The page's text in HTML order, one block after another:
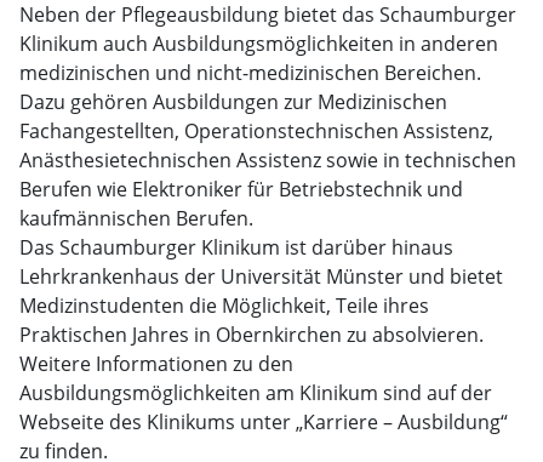
Neben der Pflegeausbildung bietet das Schaumburger
Klinikum auch Ausbildungsmöglichkeiten in anderen
medizinischen und nicht-medizinischen Bereichen.
Dazu gehören Ausbildungen zur Medizinischen
Fachangestellten, Operationstechnischen Assistenz,
Anästhesietechnischen Assistenz sowie in technischen
Berufen wie Elektroniker für Betriebstechnik und
kaufmännischen Berufen.
Das Schaumburger Klinikum ist darüber hinaus
Lehrkrankenhaus der Universität Münster und bietet
Medizinstudenten die Möglichkeit, Teile ihres
Praktischen Jahres in Obernkirchen zu absolvieren.
Weitere Informationen zu den
Ausbildungsmöglichkeiten am Klinikum sind auf der
Webseite des Klinikums unter „Karriere – Ausbildung“
zu finden.